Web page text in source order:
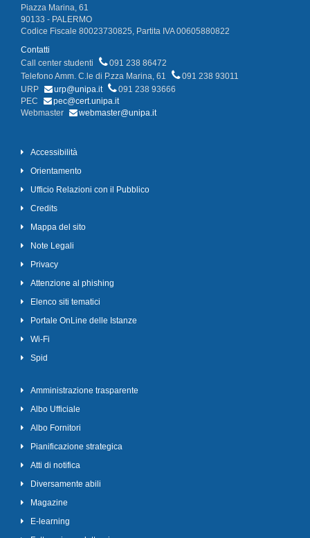
Piazza Marina, 61
90133 - PALERMO
Codice Fiscale 80023730825, Partita IVA 00605880822
Contatti
Call center studenti
091 238 86472
Telefono Amm. C.le di P.zza Marina, 61
091 238 93011
URP
urp@unipa.it
091 238 93666
PEC
pec@cert.unipa.it
Webmaster
webmaster@unipa.it
Accessibilità
Orientamento
Ufficio Relazioni con il Pubblico
Credits
Mappa del sito
Note Legali
Privacy
Attenzione al phishing
Elenco siti tematici
Portale OnLine delle Istanze
Wi-Fi
Spid
Amministrazione trasparente
Albo Ufficiale
Albo Fornitori
Pianificazione strategica
Atti di notifica
Diversamente abili
Magazine
E-learning